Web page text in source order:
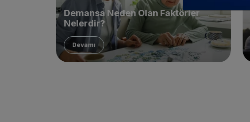
Demansa Neden Olan Faktörler
Nelerdir?
Devamı